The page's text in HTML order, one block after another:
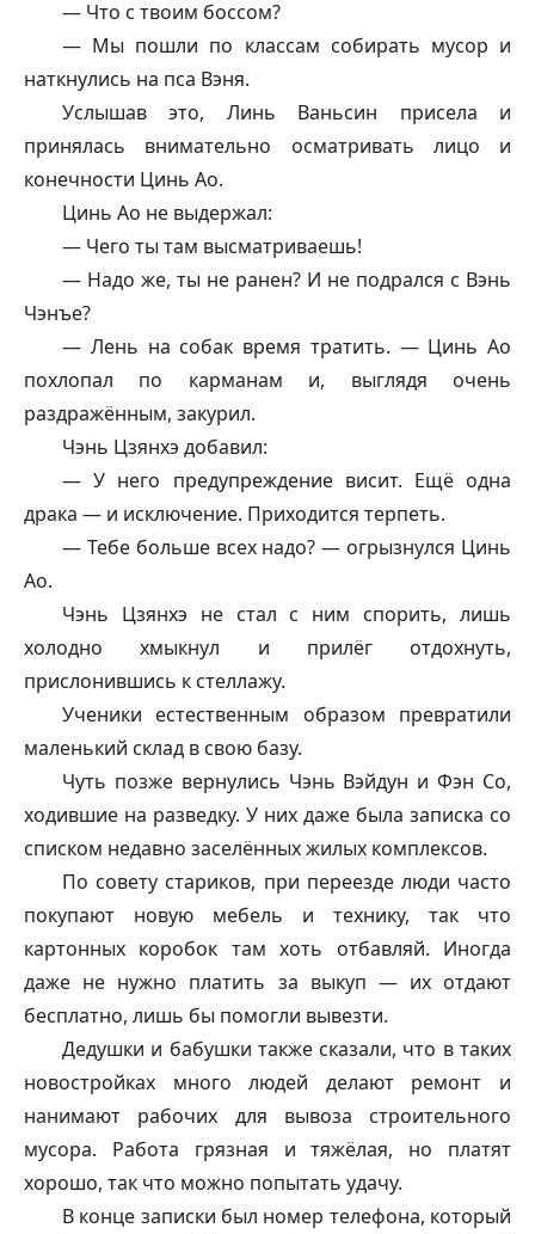
— Что с твоим боссом?
— Мы пошли по классам собирать мусор и
наткнулись на пса Вэня.
Услышав это, Линь Ваньсин присела и
принялась внимательно осматривать лицо и
конечности Цинь Ао.
Цинь Ао не выдержал:
— Чего ты там высматриваешь!
— Надо же, ты не ранен? И не подрался с Вэнь
Чэнъе?
— Лень на собак время тратить. — Цинь Ао
похлопал по карманам и, выглядя очень
раздражённым, закурил.
Чэнь Цзянхэ добавил:
— У него предупреждение висит. Ещё одна
драка — и исключение. Приходится терпеть.
— Тебе больше всех надо? — огрызнулся Цинь
Ао.
Чэнь Цзянхэ не стал с ним спорить, лишь
холодно хмыкнул и прилёг отдохнуть,
прислонившись к стеллажу.
Ученики естественным образом превратили
маленький склад в свою базу.
Чуть позже вернулись Чэнь Вэйдун и Фэн Со,
ходившие на разведку. У них даже была записка со
списком недавно заселённых жилых комплексов.
По совету стариков, при переезде люди часто
покупают новую мебель и технику, так что
картонных коробок там хоть отбавляй. Иногда
даже не нужно платить за выкуп — их отдают
бесплатно, лишь бы помогли вывезти.
Дедушки и бабушки также сказали, что в таких
новостройках много людей делают ремонт и
нанимают рабочих для вывоза строительного
мусора. Работа грязная и тяжёлая, но платят
хорошо, так что можно попытать удачу.
В конце записки был номер телефона, который